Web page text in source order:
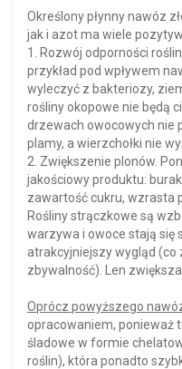
Określony płynny nawóz
jak i azot ma wiele
1. Rozwój odporności
przykład pod wpływem
wyleczyć z bakteriozy,
rośliny okopowe nie będą
drzewach owocowych nie
plamy, a wierzchołki nie
2. Zwiększenie plonów.
jakościowy produktu:
zawartość cukru, wzrasta
Rośliny strączkowe są
warzywa i owoce stają się
atrakcyjniejszy wygląd (co
zbywalność). Len
Oprócz powyższego
opracowaniem, ponieważ
śladowe w formie
roślin), która ponadto